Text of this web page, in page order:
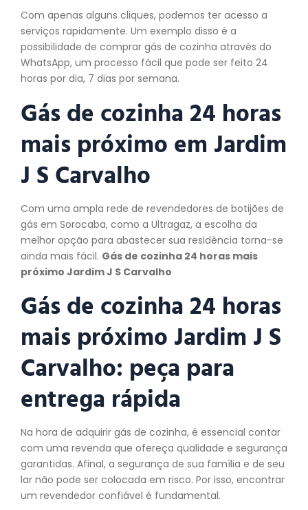
Com apenas alguns cliques, podemos ter acesso a
serviços rapidamente. Um exemplo disso é a
possibilidade de comprar gás de cozinha através do
WhatsApp, um processo fácil que pode ser feito 24
horas por dia, 7 dias por semana.
Gás de cozinha 24 horas
mais próximo em Jardim
J S Carvalho
Com uma ampla rede de revendedores de botijões de
gás em Sorocaba, como a Ultragaz, a escolha da
melhor opção para abastecer sua residência torna-se
ainda mais fácil. Gás de cozinha 24 horas mais
próximo Jardim J S Carvalho
Gás de cozinha 24 horas
mais próximo Jardim J S
Carvalho: peça para
entrega rápida
Na hora de adquirir gás de cozinha, é essencial contar
com uma revenda que ofereça qualidade e segurança
garantidas. Afinal, a segurança de sua família e de seu
lar não pode ser colocada em risco. Por isso, encontrar
um revendedor confiável é fundamental.